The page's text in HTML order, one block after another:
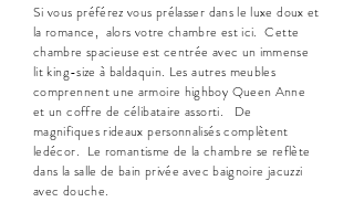
Si vous préférez vous prélasser dans le luxe doux et
la romance, alors votre chambre est ici. Cette
chambre spacieuse est centrée avec un immense
lit king-size à baldaquin. Les autres meubles
comprennent une armoire highboy Queen Anne
et un coffre de célibataire assorti. De
magnifiques rideaux personnalisés complètent
ledécor. Le romantisme de la chambre se reflète
dans la salle de bain privée avec baignoire jacuzzi
avec douche.